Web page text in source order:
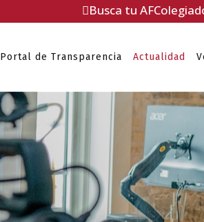
Busca tu
Portal de Transparencia Actualidad